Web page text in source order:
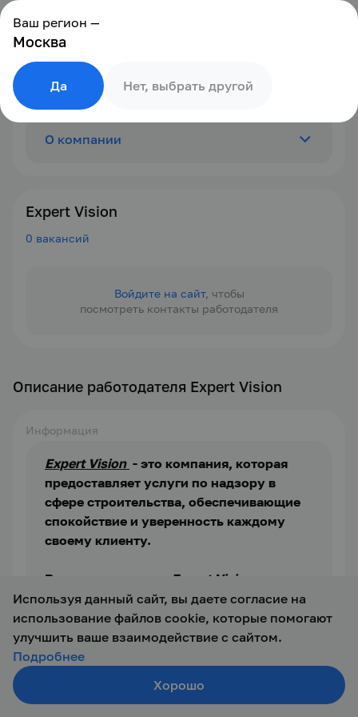
Expert Vision
0 вакансий
Войдите на сайт, чтобы
посмотреть контакты работодателя
О компании
Описание работодателя Expert Vision
Информация
Expert Vision - это компания, которая
предоставляет услуги по надзору в
сфере строительства, обеспечивающие
спокойствие и уверенность каждому
своему клиенту.
В основные услуги Expert Vision
Проведение строительно-технических
экспертиз объектов недвижимости и
Используя данный сайт, вы даете согласие на
использование файлов cookie, которые помогают
улучшить ваше взаимодействие с сайтом.
Подробнее
Хорошо
Ваш регион —
Москва
Нет, выбрать другой
Да